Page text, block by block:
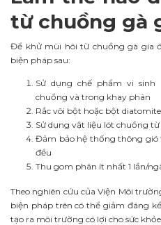
từ chuồng gà
Để khử mùi hôi từ chuồng gà gia
biện pháp sau:
Sử dụng chế phẩm vi
chuồng và trong khay phân
Rắc vôi bột hoặc bột
Sử dụng vật liệu lót chuồng
Đảm bảo hệ thống thông
đều
Thu gom phân ít nhất 1 lần/
Theo nghiên cứu của Viện Môi
biện pháp trên có thể giảm đáng
tạo ra môi trường có lợi cho sức